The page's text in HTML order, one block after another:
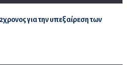
για την υπεξαίρεση των